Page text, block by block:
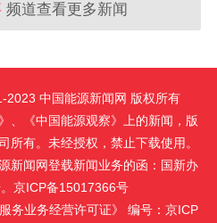
频道查看更多新闻
中国能源新闻网 版权所有
、《中国能源观察》上的新闻，版
所有。未经授权，禁止下载使用。
新闻网登载新闻业务的函：国新办
京ICP备15017366号
务业务经营许可证》 编号：京ICP